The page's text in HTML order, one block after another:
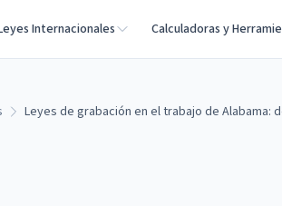
Internacionales Calculadoras y
Leyes de grabación en el trabajo de